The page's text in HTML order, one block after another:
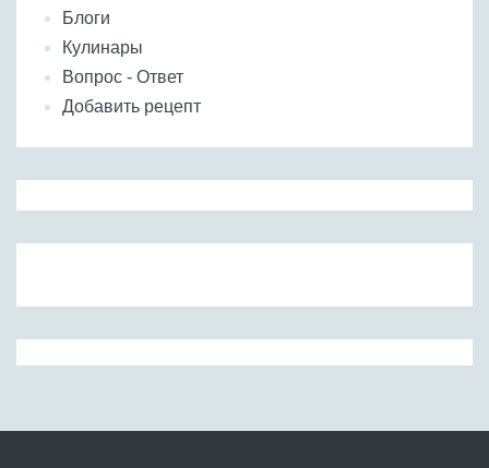
Блоги
Кулинары
Вопрос - Ответ
Добавить рецепт